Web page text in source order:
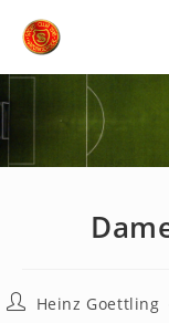
Inhalt
Beitrags-
Heinz Goettling